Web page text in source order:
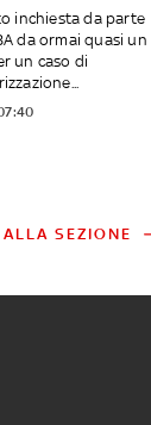
inchiesta da parte
da ormai quasi un
un caso di
SEZIONE